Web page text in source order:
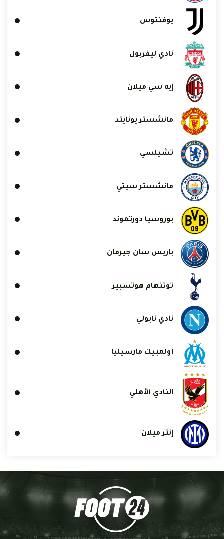
يوفنتوس
نادي ليفربول
إيه سي ميلان
مانشستر يونايتد
تشيلسي
مانشستر سيتي
بوروسيا دورتموند
باريس سان جيرمان
توتنهام هوتسبير
نادي نابولي
أولمبيك مارسيليا
النادي الأهلي
إنتر ميلان